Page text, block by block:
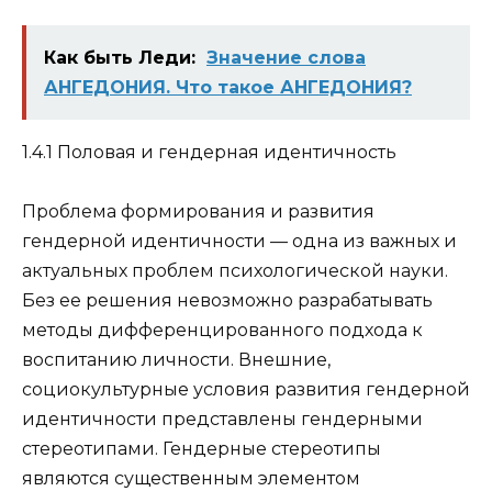
Как быть Леди: Значение слова
АНГЕДОНИЯ. Что такое АНГЕДОНИЯ?
1.4.1 Половая и гендерная идентичность
Проблема формирования и развития
гендерной идентичности — одна из важных и
актуальных проблем психологической науки.
Без ее решения невозможно разрабатывать
методы дифференцированного подхода к
воспитанию личности. Внешние,
социокультурные условия развития гендерной
идентичности представлены гендерными
стереотипами. Гендерные стереотипы
являются существенным элементом